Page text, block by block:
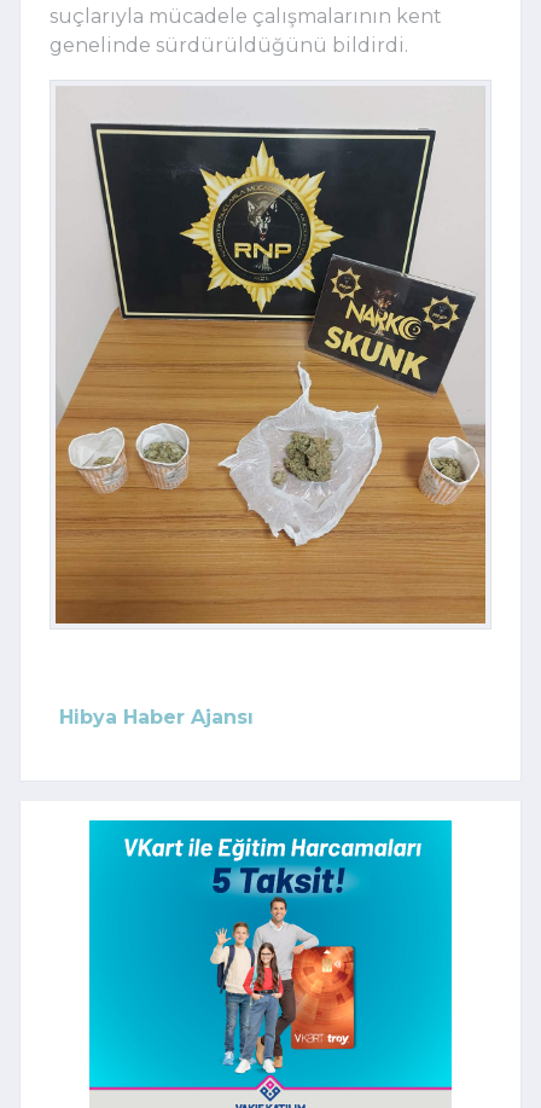
suçlarıyla mücadele çalışmalarının kent
genelinde sürdürüldüğünü bildirdi.
Hibya Haber Ajansı